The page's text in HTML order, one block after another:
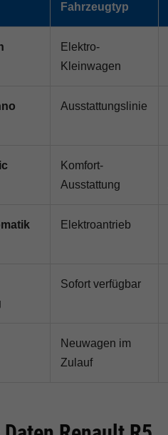
Fahrzeugtyp
Elektro-
Kleinwagen
Ausstattungslinie
Komfort-
Ausstattung
Elektroantrieb
Sofort verfügbar
Neuwagen im
Zulauf